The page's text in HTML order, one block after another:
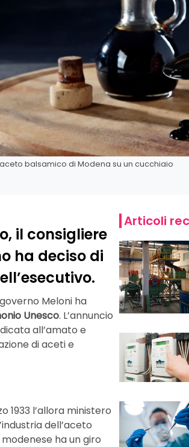
balsamico di Modena su un cucchiaio
il consigliere
ha deciso di
Meloni ha
Unesco. L’annuncio
all’amato e
di aceti e
1933 l’allora ministero
dell’aceto
ha un giro
Articoli